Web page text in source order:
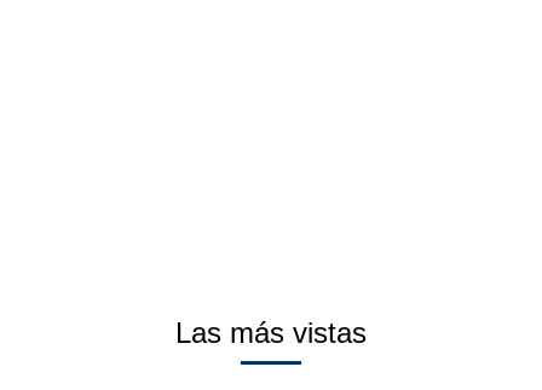
Las más vistas